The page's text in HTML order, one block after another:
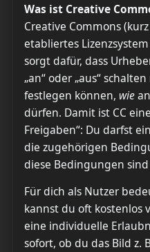
Was ist Creative
Creative Commons (kurz
etabliertes
sorgt dafür, dass
„an“ oder „aus“
festlegen können, wie
dürfen. Damit ist CC
Freigaben“: Du darfst
die zugehörigen
diese Bedingungen
Für dich als Nutzer
kannst du oft kostenlos
eine individuelle
sofort, ob du das Bild z.